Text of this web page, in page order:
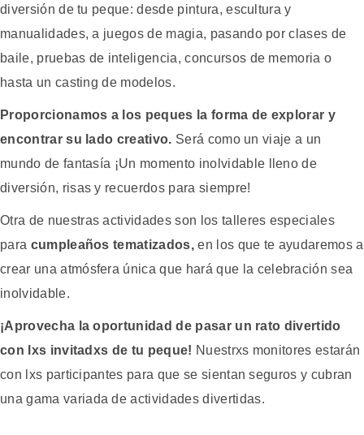
diversión de tu peque: desdepintura, escultura y
manual idades, a juegos de magia, pasandopor clases de
baile, pruebas de intel igencia, concursos de memoria o
hasta un casting de modelos.
Proporcionamos a los peques la forma de explorar y
encontrar su lado creativo. Será comoun viaje a un
mundo de fantasía ¡Un momento inol vidable lleno de
diversión, risas y recuerdos para siempre!
Otra de nuestras actividades son los tal leres especiales
para cumpleaños tematizados,en los que te ayudaremos a
crear una atmósfera única que hará que la celebración sea
inolvidable.
¡Aprovecha la oportunidad de pasar un rato divertido
con lxs invitadxs de tu peque! Nuestrxs monitores estarán
con xs participantes para que se sientan seguros y cubran
una gama variada de actividadesdivertidas.